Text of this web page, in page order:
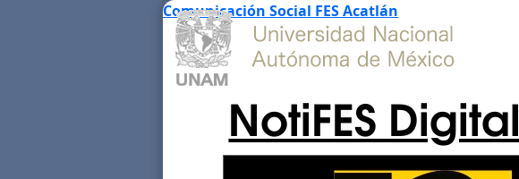
Comunicación Social FES Acatlán
NotiFES Digital